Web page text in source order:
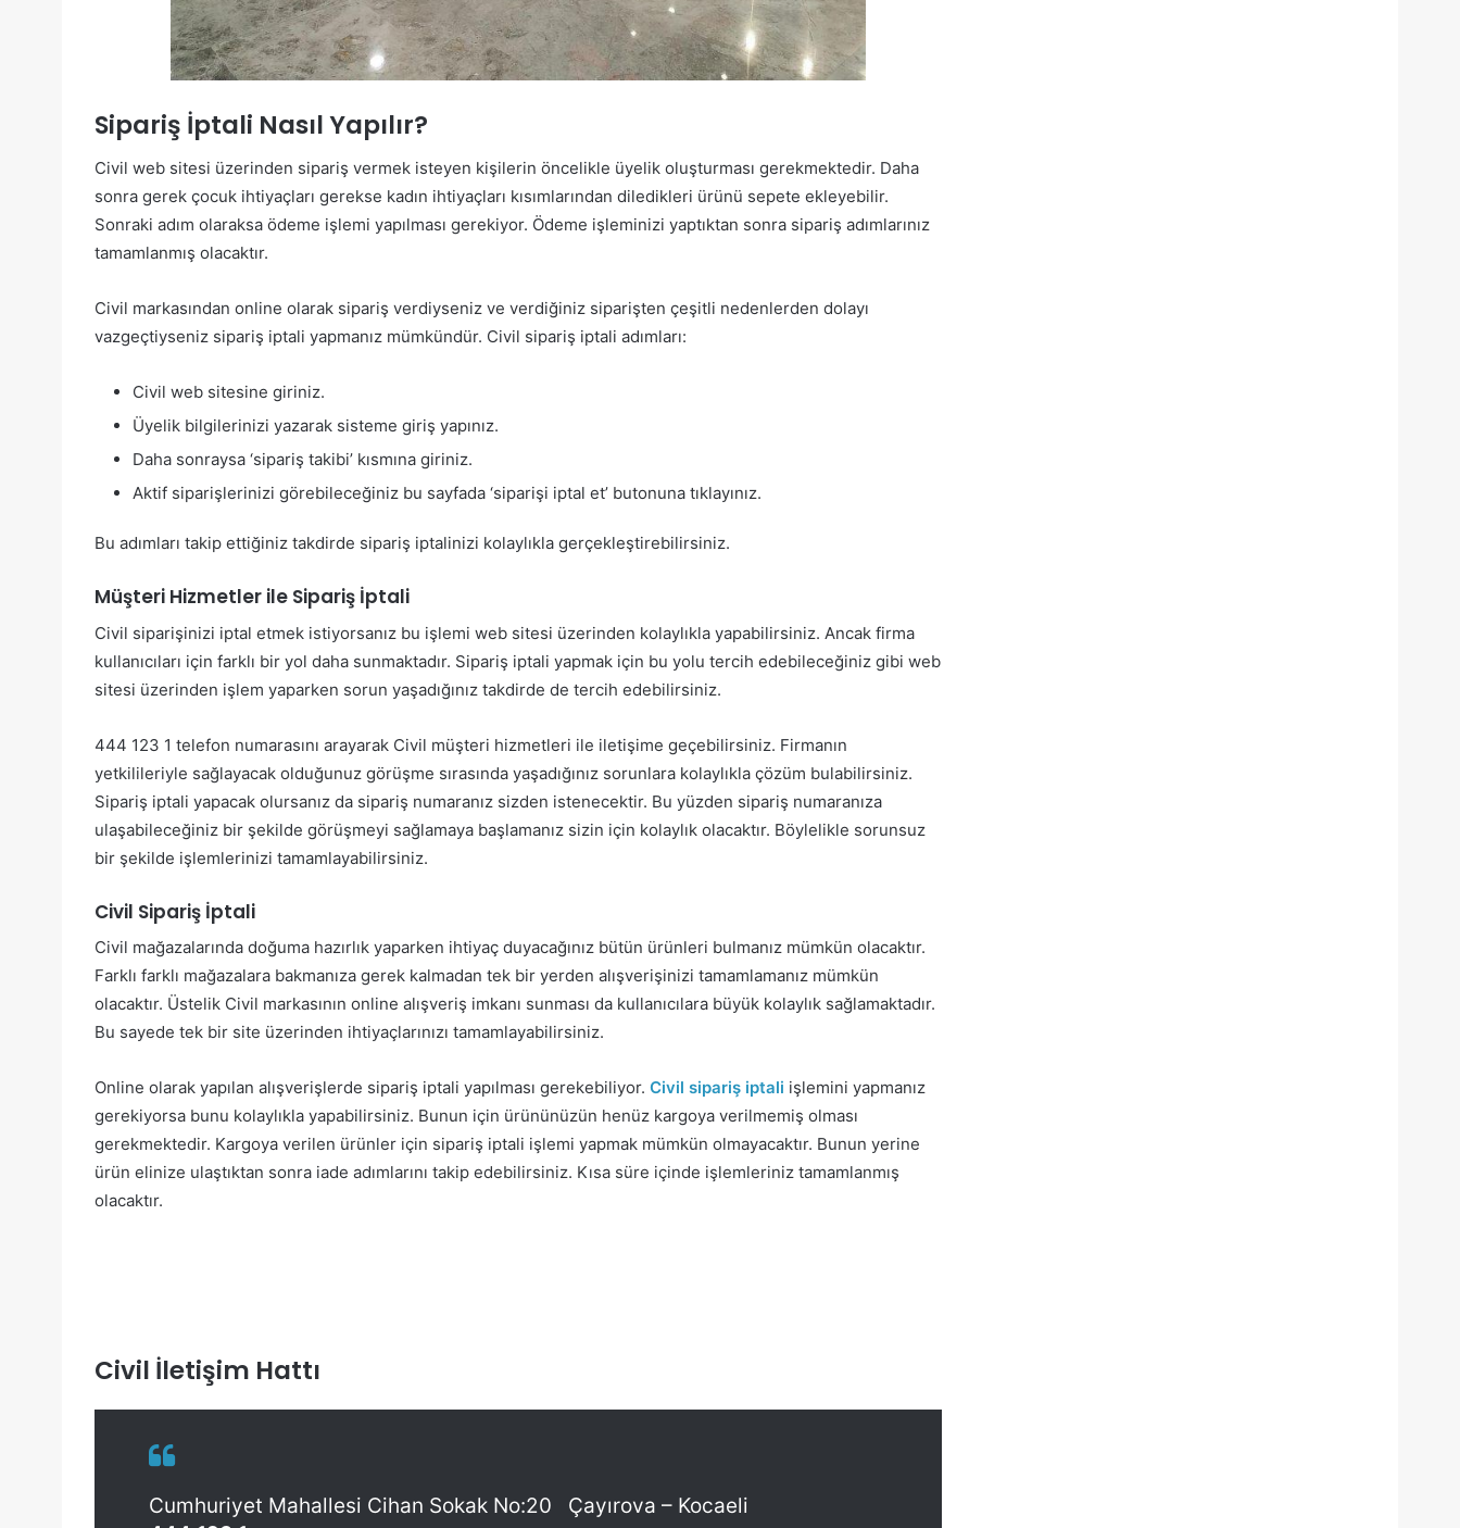
Sipariş İptali Nasıl Yapılır?
Civil web sitesi üzerinden sipariş vermek isteyen kişilerin öncelikle üyelik oluşturması gerekmektedir. Daha
sonra gerek çocuk ihtiyaçları gerekse kadın ihtiyaçları kısımlarından diledikleri ürünü sepete ekleyebilir.
Sonraki adım olaraksa ödeme işlemi yapılması gerekiyor. Ödeme işleminizi yaptıktan sonra sipariş adımlarınız
tamamlanmış olacaktır.
Civil markasından online olarak sipariş verdiyseniz ve verdiğiniz siparişten çeşitli nedenlerden dolayı
vazgeçtiyseniz sipariş iptali yapmanız mümkündür. Civil sipariş iptali adımları:
Civil web sitesine giriniz.
Üyelik bilgilerinizi yazarak sisteme giriş yapınız.
Daha sonraysa ‘sipariş takibi’ kısmına giriniz.
Aktif siparişlerinizi görebileceğiniz bu sayfada ‘siparişi iptal et’ butonuna tıklayınız.
Bu adımları takip ettiğiniz takdirde sipariş iptalinizi kolaylıkla gerçekleştirebilirsiniz.
Müşteri Hizmetler ile Sipariş İptali
Civil siparişinizi iptal etmek istiyorsanız bu işlemi web sitesi üzerinden kolaylıkla yapabilirsiniz. Ancak firma
kullanıcıları için farklı bir yol daha sunmaktadır. Sipariş iptali yapmak için bu yolu tercih edebileceğiniz gibi web
sitesi üzerinden işlem yaparken sorun yaşadığınız takdirde de tercih edebilirsiniz.
444 123 1 telefon numarasını arayarak Civil müşteri hizmetleri ile iletişime geçebilirsiniz. Firmanın
yetkilileriyle sağlayacak olduğunuz görüşme sırasında yaşadığınız sorunlara kolaylıkla çözüm bulabilirsiniz.
Sipariş iptali yapacak olursanız da sipariş numaranız sizden istenecektir. Bu yüzden sipariş numaranıza
ulaşabileceğiniz bir şekilde görüşmeyi sağlamaya başlamanız sizin için kolaylık olacaktır. Böylelikle sorunsuz
bir şekilde işlemlerinizi tamamlayabilirsiniz.
Civil Sipariş İptali
Civil mağazalarında doğuma hazırlık yaparken ihtiyaç duyacağınız bütün ürünleri bulmanız mümkün olacaktır.
Farklı farklı mağazalara bakmanıza gerek kalmadan tek bir yerden alışverişinizi tamamlamanız mümkün
olacaktır. Üstelik Civil markasının online alışveriş imkanı sunması da kullanıcılara büyük kolaylık sağlamaktadır.
Bu sayede tek bir site üzerinden ihtiyaçlarınızı tamamlayabilirsiniz.
Online olarak yapılan alışverişlerde sipariş iptali yapılması gerekebiliyor. Civil sipariş iptali işlemini yapmanız
gerekiyorsa bunu kolaylıkla yapabilirsiniz. Bunun için ürününüzün henüz kargoya verilmemiş olması
gerekmektedir. Kargoya verilen ürünler için sipariş iptali işlemi yapmak mümkün olmayacaktır. Bunun yerine
ürün elinize ulaştıktan sonra iade adımlarını takip edebilirsiniz. Kısa süre içinde işlemleriniz tamamlanmış
olacaktır.
Civil İletişim Hattı
Cumhuriyet Mahallesi Cihan Sokak No:20 Çayırova – Kocaeli